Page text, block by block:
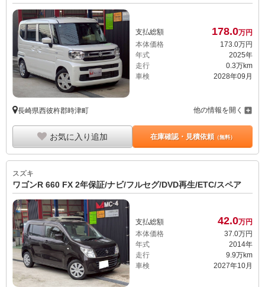
支払総額 178.0万円
本体価格
173. 0万円
年式
2025年
走行
0.3万km
車検
2028年09月
長崎県西彼杵郡時津町 他の情報を開く
お気に入り追加 在庫確認・見積依頼（無料）
スズキ
ワゴンR 660 FX 2年保証/ナビ/フルセグ/DVD再生/ETC/スペア
支払総額 42.0万円
本体価格
37.0万円
年式
2014年
走行
9.9万km
車検
2027年10月